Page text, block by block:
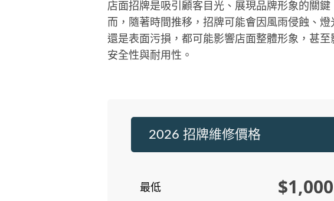
店面招牌是吸引顧客目光、展現品牌形象的關
而，隨著時間推移，招牌可能會因風雨侵蝕、
還是表面污損，都可能影響店面整體形象，甚
安全性與耐用性。
2026 招牌維修價格
最低 $1,000